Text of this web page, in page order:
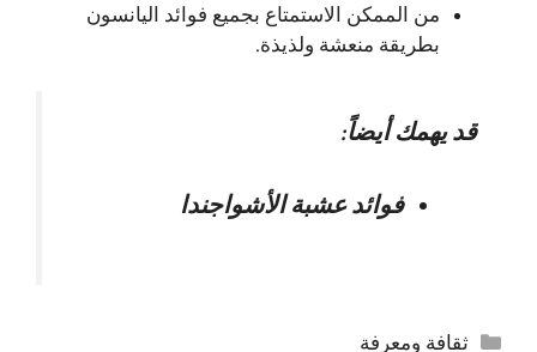
من الممكن الاستمتاع بجميع فوائد اليانسون
بطريقة منعشة ولذيذة.
قد يهمك أيضاً:
فوائد عشبة الأشواجندا
التصنيفات
ثقافة ومعرفة